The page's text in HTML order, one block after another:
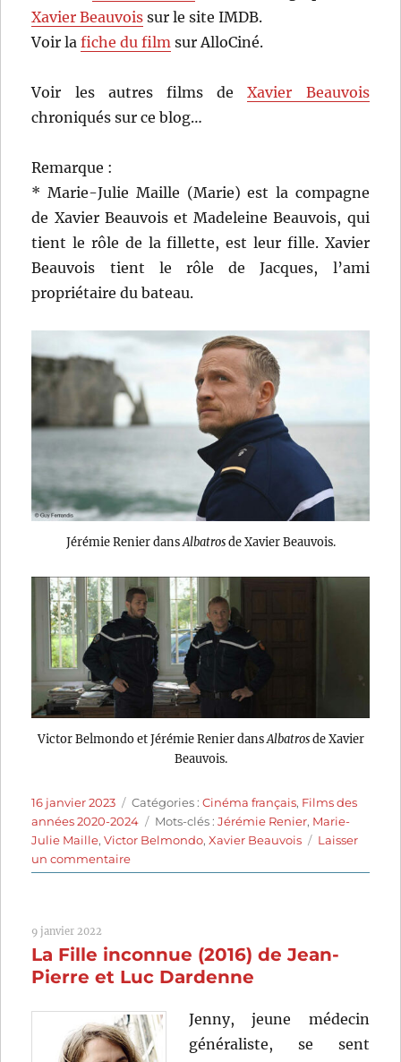
Xavier Beauvois sur le site IMDB.
Voir lafiche du film sur AlloCiné.
Voir les autres films deXavier Beauvois
chroniqués sur ce blog…
Remarque :
* Marie-Julie Maille (Marie) est la compagne
de Xavier Beauvois et Madeleine Beauvois, qui
tient le rôle de la fillette, est leur fille. Xavier
Beauvois tient le rôle de Jacques, l’ami
propriétaire du bateau.
Jérémie Renier dansAlbatrosde Xavier Beauvois.
Victor Belmondo et Jérémie Renier dansAlbatrosde Xavier
Beauvois.
Publié
le
16 janvier 2023 Catégories
Catégories :Cinéma français, Films des
années 2020-2024
Étiquettes
Mots-clés :Jérémie Renier, Marie-
Julie Maille,Victor Belmondo,Xavier Beauvois
Laisser
un commentairesur
Albatros
Beauvois
9 janvier 2022
La Fille inconnue (2016) de Jean-
Pierre et Luc Dardenne
Jenny, jeune médecin
généraliste, se sent